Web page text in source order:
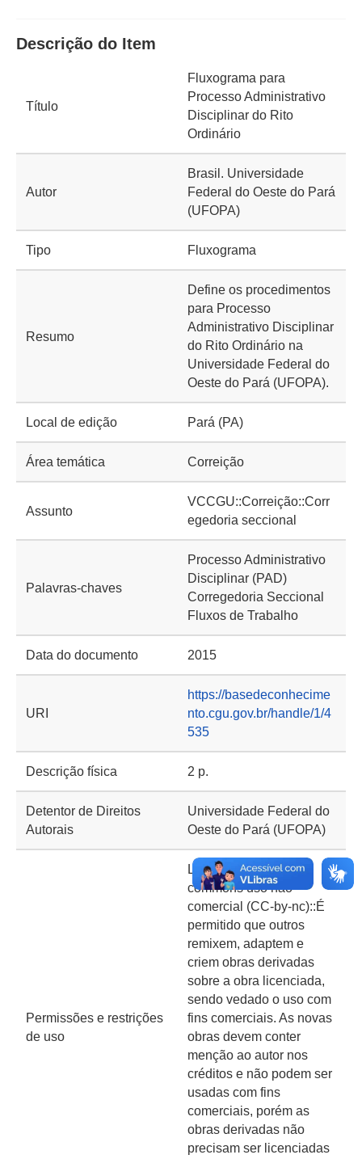
Descrição do Item
Título
Fluxograma para
Processo Administrativo
Disciplinar do Rito
Ordinário
Autor
Brasil. Universidade
Federal do Oeste do Pará
(UFOPA)
Tipo Fluxograma
Resumo
Define os procedimentos
para Processo
Administrativo Disciplinar
do Rito Ordinário na
Universidade Federal do
Oeste do Pará (UFOPA).
Local de edição Pará (PA)
Área temática Correição
Assunto
VCCGU::Correição::Corr
egedoria seccional
Palavras-chaves
Processo Administrativo
Disciplinar (PAD)
Corregedoria Seccional
Fluxos de Trabalho
Data do documento 2015
URI
https://basedeconhecime
nto.cgu.gov.br/handle/1/4
535
Descrição física 2 p.
Detentor de Direitos
Autorais
Universidade Federal do
Oeste do Pará (UFOPA)
Permissões e restrições
de uso
Licenças::Creative
commons uso não
comercial (CC-by-nc)::É
permitido que outros
remixem, adaptem e
criem obras derivadas
sobre a obra licenciada,
sendo vedado o uso com
fins comerciais. As novas
obras devem conter
menção ao autor nos
créditos e não podem ser
usadas com fins
comerciais, porém as
obras derivadas não
precisam ser licenciadas